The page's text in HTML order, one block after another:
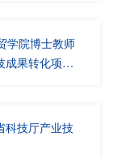
学院博士教师
成果转化项目
科技厅产业技